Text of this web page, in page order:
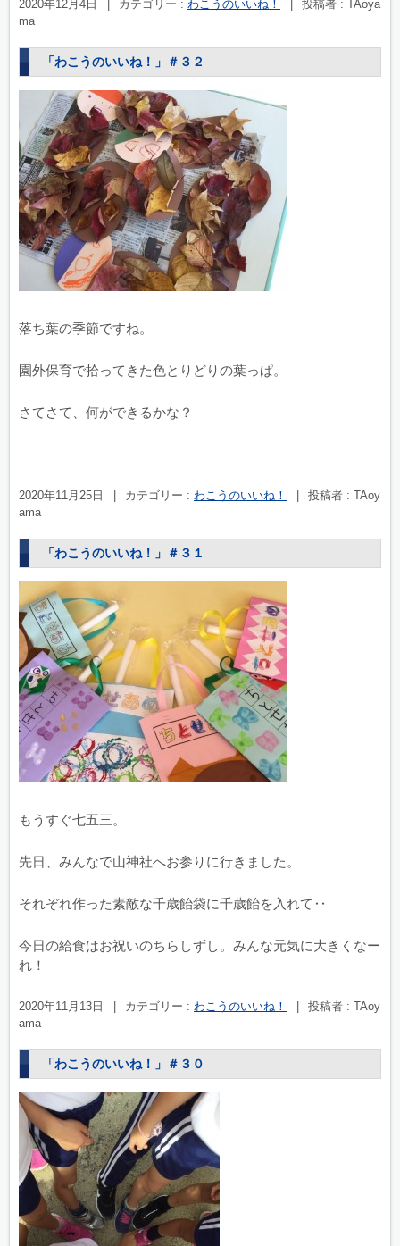
2020年12月4日 カテゴリー : わこうのいいね！
投稿者 : TAoya
ma
「わこうのいいね！」＃３２
落ち葉の季節ですね。
園外保育で拾ってきた色とりどりの葉っぱ。
さてさて、何ができるかな？
2020年11月25日 カテゴリー : わこうのいいね！
投稿者 : TAoy
ama
「わこうのいいね！」＃３１
もうすぐ七五三。
先日、みんなで山神社へお参りに行きました。
それぞれ作った素敵な千歳飴袋に千歳飴を入れて‥
今日の給食はお祝いのちらしずし。みんな元気に大きくなー
れ！
2020年11月13日 カテゴリー : わこうのいいね！
投稿者 : TAoy
ama
「わこうのいいね！」＃３０